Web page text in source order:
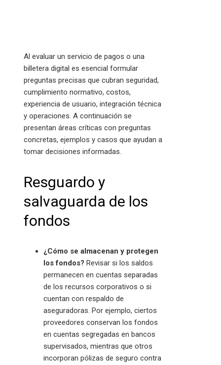
Al evaluar un servicio de pagos o una
billetera digital es esencial formular
preguntas precisas que cubran seguridad,
cumplimiento normativo, costos,
experiencia de usuario, integración técnica
y operaciones. A continuación se
presentan áreas críticas con preguntas
concretas, ejemplos y casos que ayudan a
tomar decisiones informadas.
Resguardo y
salvaguarda de los
fondos
¿Cómo se almacenan y protegen
los fondos? Revisar si los saldos
permanecen en cuentas separadas
de los recursos corporativos o si
cuentan con respaldo de
aseguradoras. Por ejemplo, ciertos
proveedores conservan los fondos
en cuentas segregadas en bancos
supervisados, mientras que otros
incorporan pólizas de seguro contra